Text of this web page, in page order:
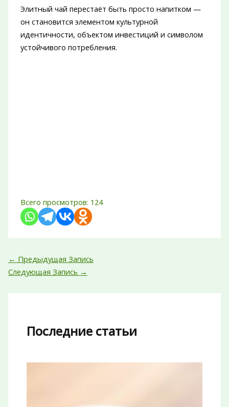
Элитный чай перестаёт быть просто напитком —
он становится элементом культурной
идентичности, объектом инвестиций и символом
устойчивого потребления.
Всего просмотров: 124
← Предыдущая Запись
Следующая Запись →
Последние статьи